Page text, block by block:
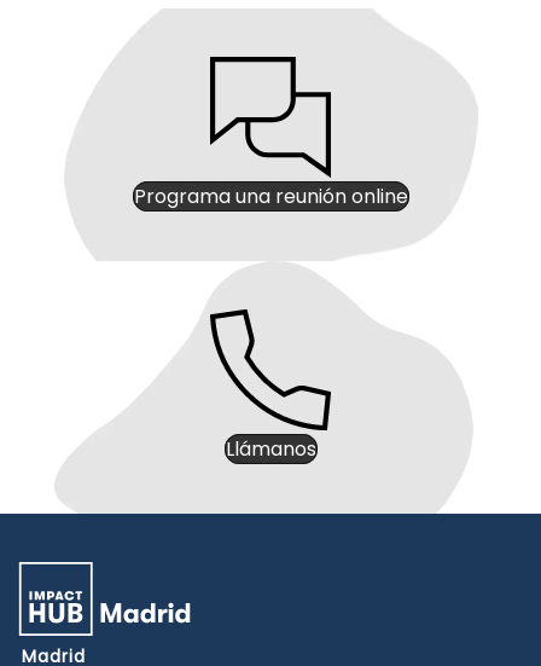
Programa una reunión online
Llámanos
Madrid